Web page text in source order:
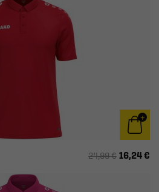
24,99 € 16,24 €